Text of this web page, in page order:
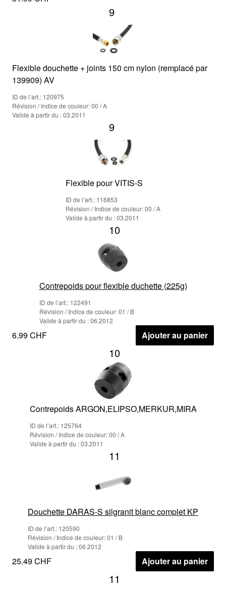
9
Flexible douchette + joints 150 cm nylon (remplacé par
139909) AV
ID de l’art.: 120975
Révision / Indice de couleur: 00 / A
Valide à partir du : 03.2011
9
Flexible pour VITIS-S
ID de l’art.: 116853
Révision / Indice de couleur: 00 / A
Valide à partir du : 03.2011
10
Contrepoids pour flexible duchette (225g)
ID de l’art.: 122491
Révision / Indice de couleur: 01 / B
Valide à partir du : 06.2012
6.99 CHF Ajouter au panier
10
Contrepoids ARGON,ELIPSO,MERKUR,MIRA
ID de l’art.: 125764
Révision / Indice de couleur: 00 / A
Valide à partir du : 03.2011
11
Douchette DARAS-S silgranit blanc complet KP
ID de l’art.: 120590
Révision / Indice de couleur: 01 / B
Valide à partir du : 06.2012
25.49 CHF Ajouter au panier
11